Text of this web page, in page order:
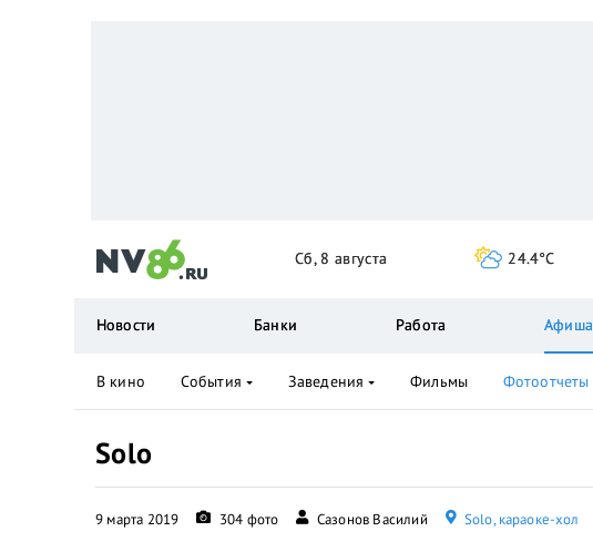
Solo
9 марта 2019 304 фото Сазонов Василий Solo, караоке-хол
Сб, 8 августа 24.4°C
Новости Банки Работа Афиша
В кино События Заведения Фильмы Фотоотчеты